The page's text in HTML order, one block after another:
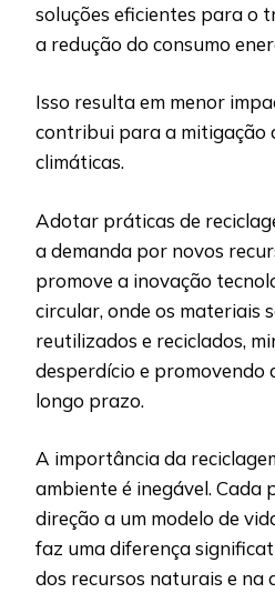
soluções eficientes para o
a redução do consumo
Isso resulta em menor
contribui para a mitigação
climáticas.
Adotar práticas de
a demanda por novos
promove a inovação
circular, onde os materiais
reutilizados e reciclados,
desperdício e promovendo
longo prazo.
A importância da
ambiente é inegável. Cada
direção a um modelo de
faz uma diferença
dos recursos naturais e na